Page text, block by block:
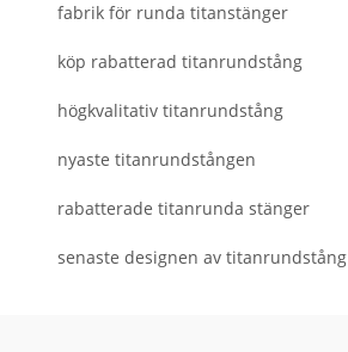
fabrik för runda titanstänger
köp rabatterad titanrundstång
högkvalitativ titanrundstång
nyaste titanrundstången
rabatterade titanrunda stänger
senaste designen av titanrundstång